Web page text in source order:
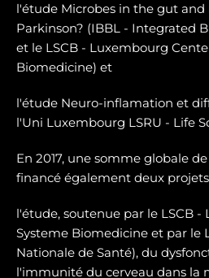
l'étude Microbes in the gut and
Parkinson? (IBBL - Integrated
et le LSCB - Luxembourg
Biomedicine) et
l'étude Neuro-inflamation et
l'Uni Luxembourg LSRU - Life
En 2017, une somme globale
financé également deux
l'étude, soutenue par le LSCB
Systeme Biomedicine et par le
Nationale de Santé), du
l'immunité du cerveau dans la